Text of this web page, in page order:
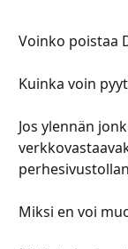
Voinko poistaa
Kuinka voin
Jos ylennän
Miksi en voi